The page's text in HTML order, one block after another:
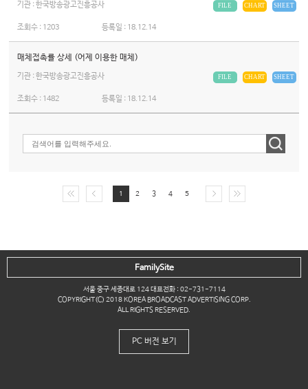
기관 : 한국방송광고진흥공사 SHEET
CHART
FILE
조회수 : 1203 등록일 : 18.12.14
매체접촉률 상세 (어제 이용한 매체)
기관 : 한국방송광고진흥공사 SHEET
CHART
FILE
조회수 : 1482 등록일 : 18.12.14
1 2 3 4 5
서울 중구 세종대로 124 대표전화 : 02-731-7114
COPYRIGHT(C) 2018 KOREA BROADCAST ADVERTISING CORP.
ALL RIGHTS RESERVED.
FamilySite
PC 버전 보기